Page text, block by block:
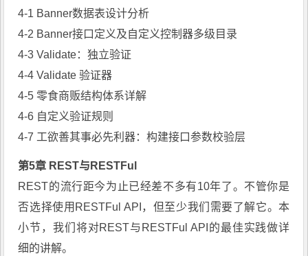
4-1 Banner数据表设计分析
4-2 Banner接口定义及自定义控制器多级目录
4-3 Validate：独立验证
4-4 Validate 验证器
4-5 零食商贩结构体系详解
4-6 自定义验证规则
4-7 工欲善其事必先利器：构建接口参数校验层
第5章 REST与RESTFul
REST的流行距今为止已经差不多有10年了。不管你是
否选择使用RESTFul API，但至少我们需要了解它。本
小节，我们将对REST与RESTFul API的最佳实践做详
细的讲解。